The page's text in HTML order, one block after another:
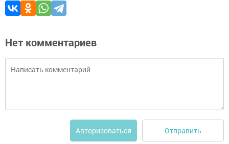
Нет комментариев
Авторизоваться Отправить